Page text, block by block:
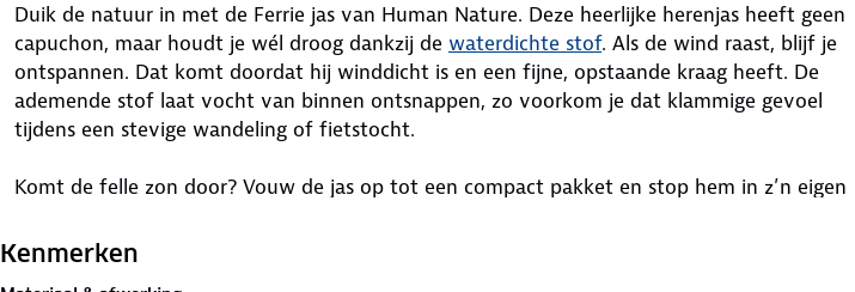
Duik de natuur in met de Ferrie jas van Human Nature. Deze heerlijke herenjas heeft geen
capuchon, maar houdt je wél droog dankzij de waterdichte stof. Als de wind raast, blijf je
ontspannen. Dat komt doordat hij winddicht is en een fijne, opstaande kraag heeft. De
ademende stof laat vocht van binnen ontsnappen, zo voorkom je dat klammige gevoel
tijdens een stevige wandeling of fietstocht.
Komt de felle zon door? Vouw de jas op tot een compact pakket en stop hem in z’n eigen
benodigdheden. Aan een haakje in de rechterzak bevestig je je sleutels, zodat je ze niet snel
Kenmerken